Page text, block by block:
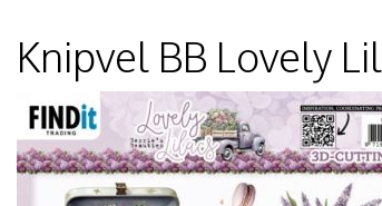
Knipvel BB Lovely